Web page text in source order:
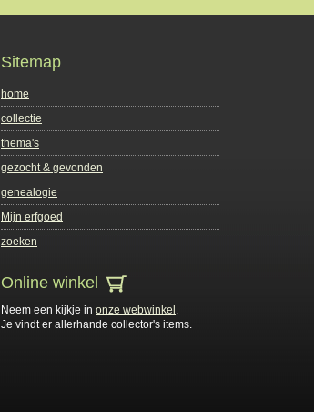
Sitemap
home
collectie
thema's
gezocht & gevonden
genealogie
Mijn erfgoed
zoeken
Online winkel
Neem een kijkje in onze webwinkel .
Je vindt er allerhande collector's items.